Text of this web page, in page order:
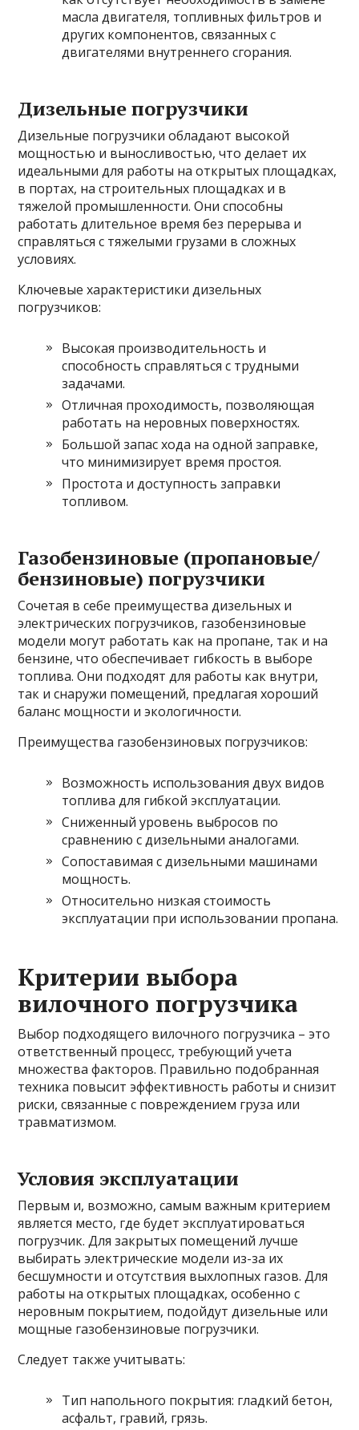
масла двигателя, топливных фильтров и
других компонентов, связанных с
двигателями внутреннего сгорания.
Дизельные погрузчики
Дизельные погрузчики обладают высокой
мощностью и выносливостью, что делает их
идеальными для работы на открытых площадках,
в портах, на строительных площадках и в
тяжелой промышленности. Они способны
работать длительное время без перерыва и
справляться с тяжелыми грузами в сложных
условиях.
Ключевые характеристики дизельных
погрузчиков:
Высокая производительность и
способность справляться с трудными
задачами.
Отличная проходимость, позволяющая
работать на неровных поверхностях.
Большой запас хода на одной заправке,
что минимизирует время простоя.
Простота и доступность заправки
топливом.
Газобензиновые (пропановые/
бензиновые) погрузчики
Сочетая в себе преимущества дизельных и
электрических погрузчиков, газобензиновые
модели могут работать как на пропане, так и на
бензине, что обеспечивает гибкость в выборе
топлива. Они подходят для работы как внутри,
так и снаружи помещений, предлагая хороший
баланс мощности и экологичности.
Преимущества газобензиновых погрузчиков:
Возможность использования двух видов
топлива для гибкой эксплуатации.
Сниженный уровень выбросов по
сравнению с дизельными аналогами.
Сопоставимая с дизельными машинами
мощность.
Относительно низкая стоимость
эксплуатации при использовании пропана.
Критерии выбора
вилочного погрузчика
Выбор подходящего вилочного погрузчика – это
ответственный процесс, требующий учета
множества факторов. Правильно подобранная
техника повысит эффективность работы и снизит
риски, связанные с повреждением груза или
травматизмом.
Условия эксплуатации
Первым и, возможно, самым важным критерием
является место, где будет эксплуатироваться
погрузчик. Для закрытых помещений лучше
выбирать электрические модели из-за их
бесшумности и отсутствия выхлопных газов. Для
работы на открытых площадках, особенно с
неровным покрытием, подойдут дизельные или
мощные газобензиновые погрузчики.
Следует также учитывать:
Тип напольного покрытия: гладкий бетон,
асфальт, гравий, грязь.